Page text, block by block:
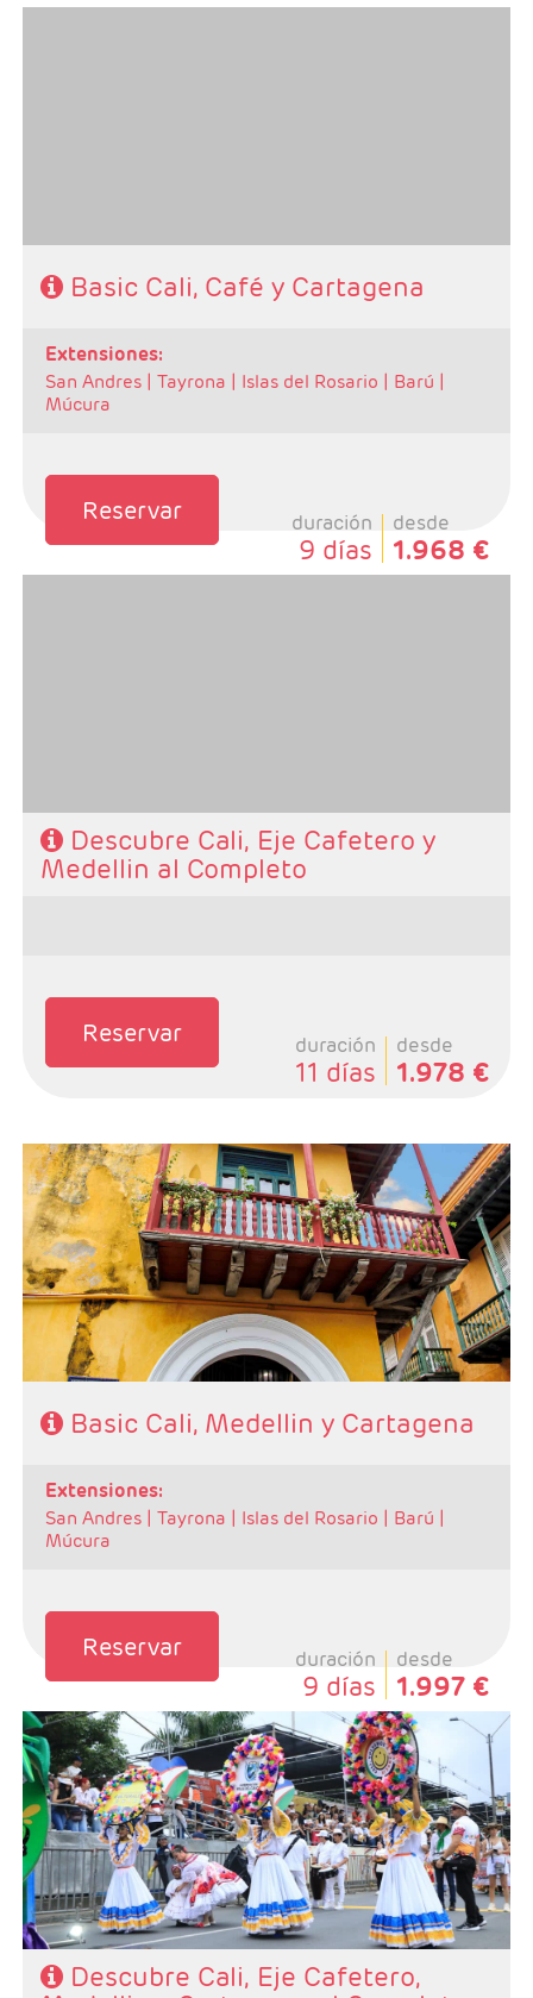
Basic Cali, Café y Cartagena
extensiones:
San Andres | Tayrona | Islas del Rosario | Barú |
Múcura
Reservar duración
9 días
desde
1.968 €
Descubre Cali, Eje Cafetero y
Medellin al Completo
Reservar duración
11 días
desde
1.978 €
- Salidas: Diarias
- Ruta: 2 noches Cali, 2 noches Medellin y 3 noches
Cartagena (ampliables)
- Categoría hotelera: Libre elección
- Régimen: Alojamiento y Desayuno
Basic Cali, Medellin y Cartagena
extensiones:
San Andres | Tayrona | Islas del Rosario | Barú |
Múcura
Reservar duración
9 días
desde
1.997 €
- Salidas: Diarias
- Ruta: 3 noches Cali, 3 noches zona Cafetera, 3
noches Medellin y 3 noches Cartegena (ampliables)
- Categoría hotelera: Varias
- Régimen: Según programa
Descubre Cali, Eje Cafetero,